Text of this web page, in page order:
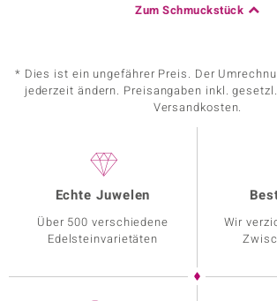
Zum Schmuckstück
* Dies ist ein ungefährer Preis. Der
jederzeit ändern. Preisangaben inkl.
Versandkosten.
Echte Juwelen
Über 500 verschiedene
Edelsteinvarietäten
Wir